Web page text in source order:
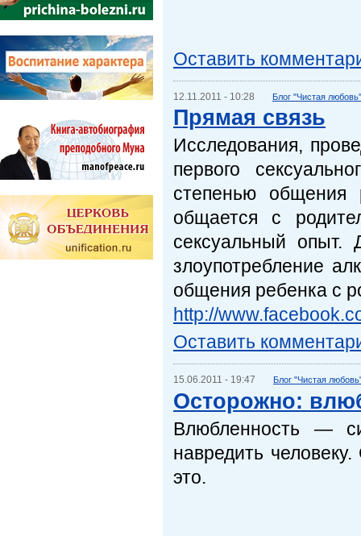
Оставить
12.11.2011 - 10:28 Блог "Чистая любовь"
Прямая связь
Исследования,
первого
степенью
общается с
сексуальный опыт.
злоупотребление
общения ребенка с
http://
Оставить
15.06.2011 - 19:47 Блог "Чистая
Осторожно:
Влюбленность —
навредить
это.